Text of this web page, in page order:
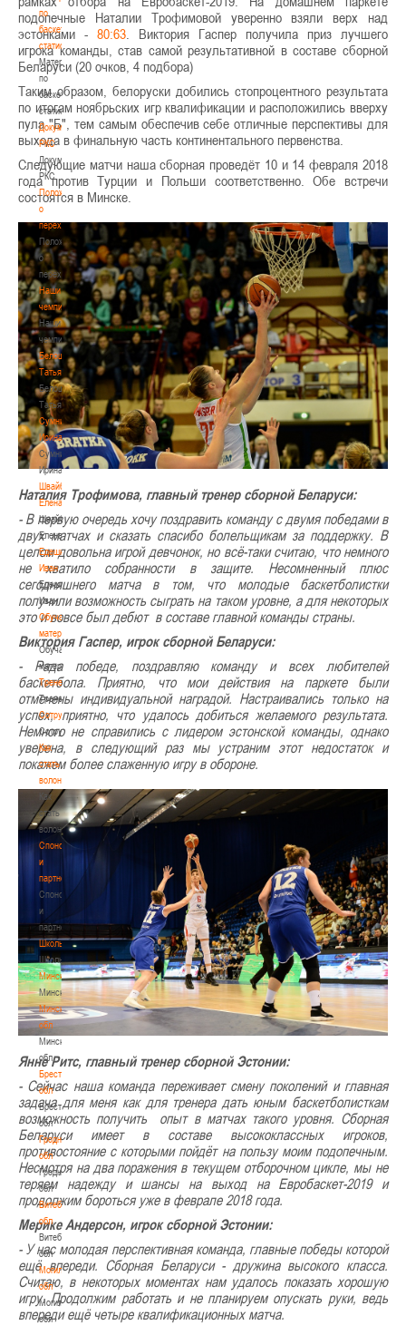
по
баскетбольной
статистике
Материалы
по
баскетбольной
статистике
Документы
РКС
Документы
РКС
Положение
о
переходах
Положение
о
переходах
Наши
чемпионы
Наши
чемпионы
Белошапко
Татьяна
Белошапко
Татьяна
Сумникова
Ирина
Сумникова
Ирина
Швайбович
Елена
Швайбович
Елена
Едешко
Иван
Едешко
Иван
Обучающие
материалы
Обучающие
материалы
Тренерам
Тренерам
Сотрудничество
Сотрудничество
Как
стать
волонтером
Как
стать
волонтером
Спонсоры
и
партнеры
Спонсоры
и
партнеры
Школы
Школы
Минск
Минск
Минская
обл
Минская
обл
Брестская
обл
Брестская
обл
Гродненская
обл
Гродненская
обл
Витебская
обл
Витебская
обл
Могилевская
обл
Могилевская
обл
подопечные Наталии Трофимовой уверенно взяли верх над
эстонками - 80:63 . Виктория Гаспер получила приз лучшего
игрока команды, став самой результативной в составе сборной
Беларуси (20 очков, 4 подбора)
Таким образом, белоруски добились стопроцентного результата
по итогам ноябрьских игр квалификации и расположились вверху
пула "Б", тем самым обеспечив себе отличные перспективы для
выхода в финальную часть континентального первенства.
Следующие матчи наша сборная проведёт 10 и 14 февраля 2018
года против Турции и Польши соответственно. Обе встречи
состоятся в Минске.
Наталия Трофимова, главный тренер сборной Беларуси:
- В первую очередь хочу поздравить команду с двумя победами в
двух матчах и сказать спасибо болельщикам за поддержку. В
целом довольна игрой девчонок, но всё-таки считаю, что немного
не хватило собранности в защите. Несомненный плюс
сегодняшнего матча в том, что молодые баскетболистки
получили возможность сыграть на таком уровне, а для некоторых
это и вовсе был дебют в составе главной команды страны.
Виктория Гаспер, игрок сборной Беларуси:
- Рада победе, поздравляю команду и всех любителей
баскетбола. Приятно, что мои действия на паркете были
отмечены индивидуальной наградой. Настраивались только на
успех, приятно, что удалось добиться желаемого результата.
Немного не справились с лидером эстонской команды, однако
уверена, в следующий раз мы устраним этот недостаток и
покажем более слаженную игру в обороне.
Янне Ритс, главный тренер сборной Эстонии:
- Сейчас наша команда переживает смену поколений и главная
задача для меня как для тренера дать юным баскетболисткам
возможность получить опыт в матчах такого уровня. Сборная
Беларуси имеет в составе высококлассных игроков,
противостояние с которыми пойдёт на пользу моим подопечным.
Несмотря на два поражения в текущем отборочном цикле, мы не
теряем надежду и шансы на выход на Евробаскет-2019 и
продолжим бороться уже в феврале 2018 года.
Мерике Андерсон, игрок сборной Эстонии:
- У нас молодая перспективная команда, главные победы которой
ещё впереди. Сборная Беларуси - дружина высокого класса.
Считаю, в некоторых моментах нам удалось показать хорошую
игру. Продолжим работать и не планируем опускать руки, ведь
впереди ещё четыре квалификационных матча.